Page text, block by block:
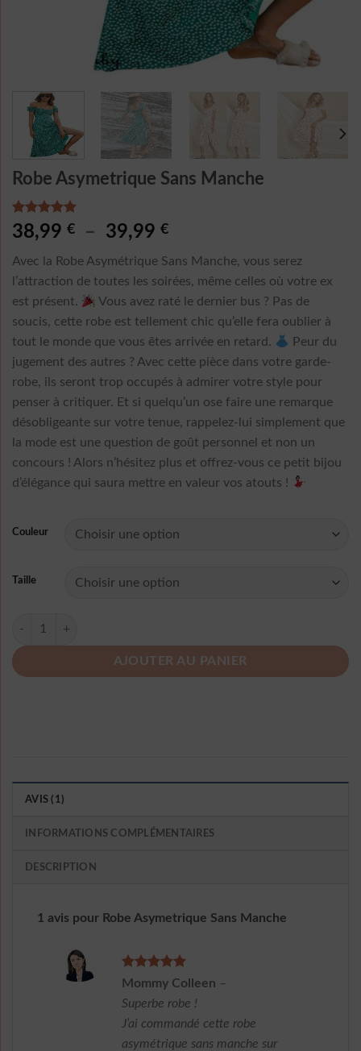
Robe Asymetrique Sans Manche
Noté5.00
sur 5 basé
1
client
38,99 € – 39,99 €Plage
prix :
38,99 €
à
39,99 €
Avec la Robe Asymétrique Sans Manche, vous serez
l’attraction de toutes les soirées, même celles où votre ex
est présent.
Vous avez raté le dernier bus ? Pas de
soucis, cette robe est tellement chic qu’elle fera oublier à
tout le monde que vous êtes arrivée en retard.
Peur du
jugement des autres ? Avec cette pièce dans votre garde-
robe, ils seront trop occupés à admirer votre style pour
penser à critiquer. Et si quelqu’un ose faire une remarque
désobligeante sur votre tenue, rappelez-lui simplement que
la mode est une question de goût personnel et non un
concours ! Alors n’hésitez plus et offrez-vous ce petit bijou
d’élégance qui saura mettre en valeur vos atouts !
Couleur
Taille
quantité de Robe Asymetrique Sans Manche
AJOUTER AU PANIER
AVIS (1)
INFORMATIONS COMPLÉMENTAIRES
DESCRIPTION
1 avis pour Robe Asymetrique Sans Manche
Note5sur
Mommy Colleen –
Superbe robe !
J’ai commandé cette robe
asymétrique sans manche sur